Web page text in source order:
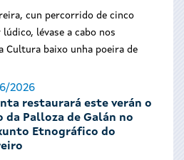
cun percorrido de cinco
lévase a cabo nos
Cultura baixo unha poeira de
2026
restaurará este verán o
Palloza de Galán no
Etnográfico do